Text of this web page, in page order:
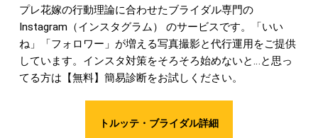
プレ花嫁の行動理論に合わせたブライダル専門の
Instagram（インスタグラム） のサービスです。「いい
ね」「フォロワー」が増える写真撮影と代行運用をご提供
しています。インスタ対策をそろそろ始めないと…と思っ
てる方は【無料】簡易診断をお試しください。
トルッテ・ブライダル詳細